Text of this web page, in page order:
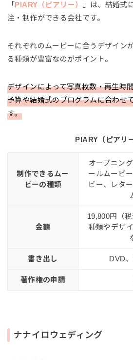
「 PIARY（ピアリー）
」は、結婚式
注・制作ができる会社です。
それぞれのムービーに合うデザイン
る種類が豊富なのがポイント。
デザインによって写真枚数・再生時
予算や結婚式のプログラムに合わせ
す。
PIARY（ピアリ
制作できるムー
ビーの種類
オープニン
ールムービ
ビー、レタ
金額
19,800円（
種類やデザ
書き出し DVD
著作権の申請
ナナイロウェディング